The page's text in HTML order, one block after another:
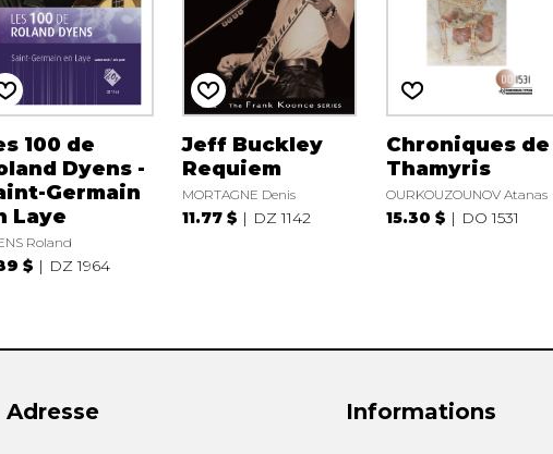
100 de
Dyens -
Germain
Laye
Roland
$ DZ 1964
Jeff Buckley
Requiem
MORTAGNE Denis
11.77 $ DZ 1142
Chroniques de
Thamyris
OURKOUZOUNOV Atanas
15.30 $ DO 1531
Adresse Informations